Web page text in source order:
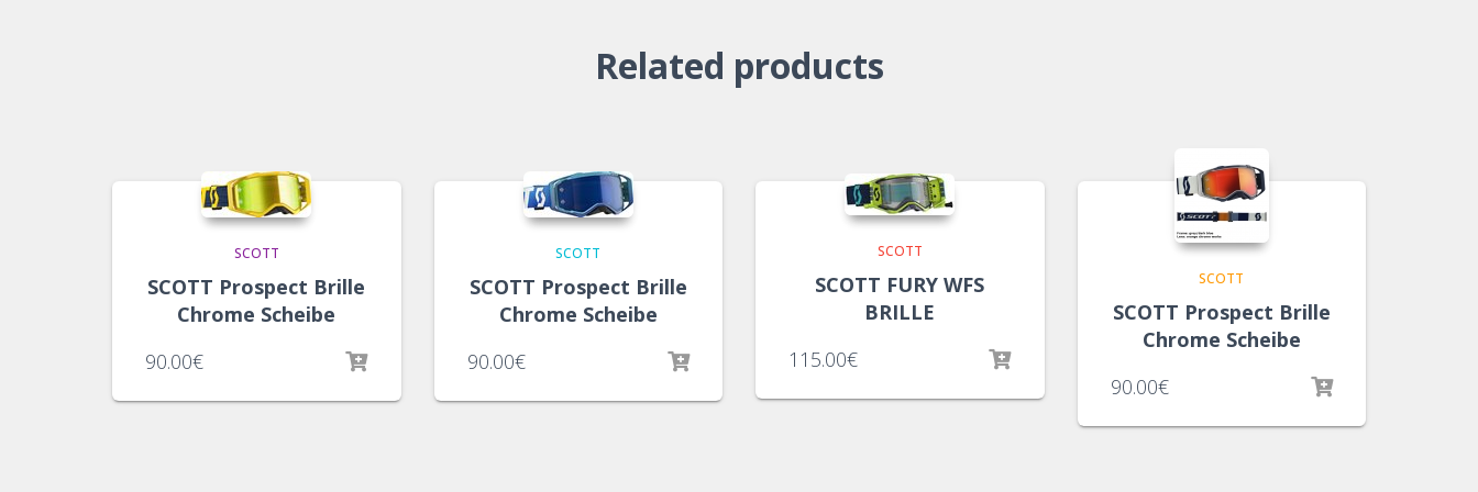
Related products
SCOTT
SCOTT Prospect Brille
Chrome Scheibe
90.00€
SCOTT
SCOTT Prospect Brille
Chrome Scheibe
90.00€
SCOTT
SCOTT FURY WFS
BRILLE
115.00€
SCOTT
SCOTT Prospect Brille
Chrome Scheibe
90.00€